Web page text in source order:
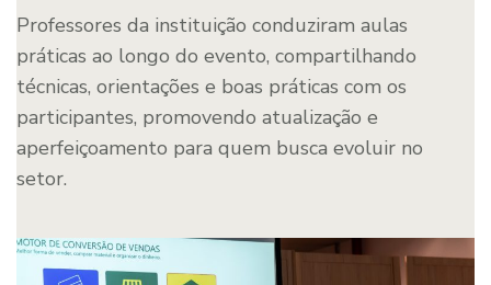
Professores da instituição conduziram aulas
práticas ao longo do evento, compartilhando
técnicas, orientações e boas práticas com os
participantes, promovendo atualização e
aperfeiçoamento para quem busca evoluir no
setor.